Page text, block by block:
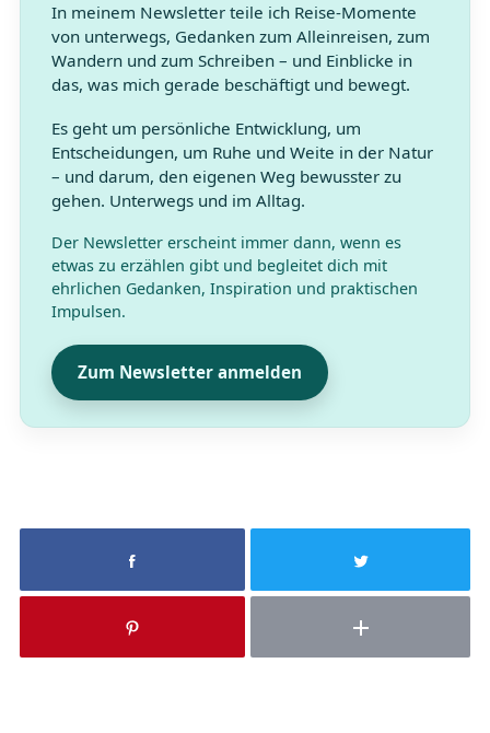
In meinem Newsletter teile ich Reise-Momente
von unterwegs, Gedanken zum Alleinreisen, zum
Wandern und zum Schreiben – und Einblicke in
das, was mich gerade beschäftigt und bewegt.
Es geht um persönliche Entwicklung, um
Entscheidungen, um Ruhe und Weite in der Natur
– und darum, den eigenen Weg bewusster zu
gehen. Unterwegs und im Alltag.
Der Newsletter erscheint immer dann, wenn es
etwas zu erzählen gibt und begleitet dich mit
ehrlichen Gedanken, Inspiration und praktischen
Impulsen.
Zum Newsletter anmelden